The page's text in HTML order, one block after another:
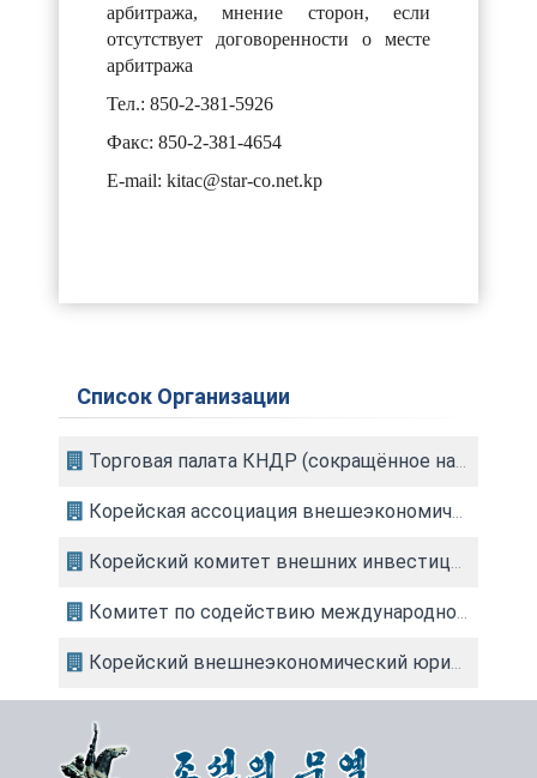
арбитража, мнение сторон, если
отсутствует договоренности о месте
арбитража
Тел.: 850-2-381-5926
Факс: 850-2-381-4654
E-mail: kitac@star-co.net.kp
Список Организации
Торговая палата КНДР (сокращённое название на английском : KCC)
Корейская ассоциация внешеэкономического обмена (КАВО)
Корейский комитет внешних инвестиции и экономического сотрудничества КНДРпо содействию инвестированиям во внешнюю экономику (ККСИВЭ)
Комитет по содействию международной торговле КНДР
Корейский внешнеэкономический юридический офис (КВЮО)